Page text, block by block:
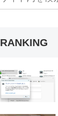
RANKING